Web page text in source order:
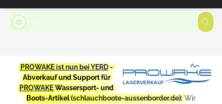
PROWAKE ist nun bei YERD-
Abverkauf und Support für
PROWAKEWassersport- und
Boots-Artikel (schlauchboote-aussenborder.de): Wir